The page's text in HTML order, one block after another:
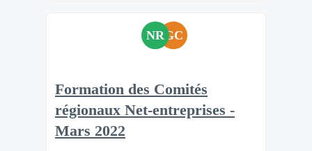
NRGC
Formation des Comités
régionaux Net-entreprises -
Mars 2022